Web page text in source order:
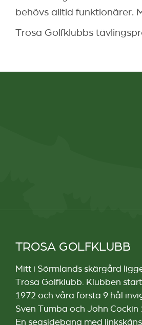
behövs alltid funktionärer.
Trosa Golfklubbs
TROSA GOLFKLUBB
Mitt i Sörmlands skärgård
Trosa Golfklubb. Klubben
1972 och våra första 9 hål
Sven Tumba och John Cockin
En seasidebana med